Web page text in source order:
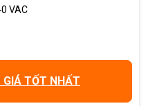
VAC
GIÁ TỐT NHẤT